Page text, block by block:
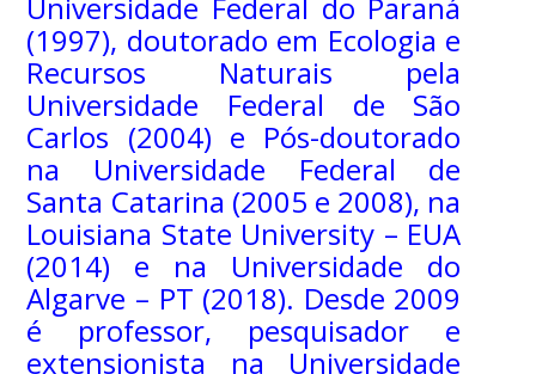
(1997), doutorado em Ecologia e
Recursos Naturais pela
Universidade Federal de São
Carlos (2004) e Pós-doutorado
na Universidade Federal de
Santa Catarina (2005 e 2008), na
Louisiana State University – EUA
(2014) e na Universidade do
Algarve – PT (2018). Desde 2009
é professor, pesquisador e
extensionista na Universidade